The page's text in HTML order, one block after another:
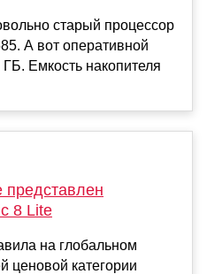
старый процессор
А вот оперативной
Емкость накопителя
8 Lite
на глобальном
ценовой категории